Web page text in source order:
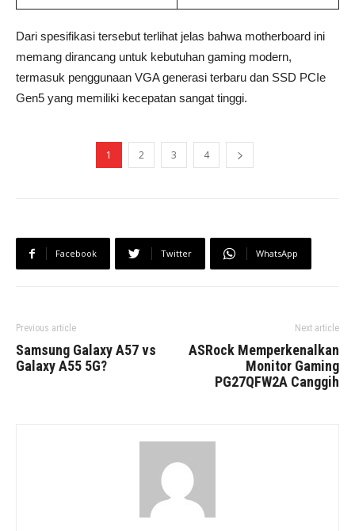
Dari spesifikasi tersebut terlihat jelas bahwa motherboard ini
memang dirancang untuk kebutuhan gaming modern,
termasuk penggunaan VGA generasi terbaru dan SSD PCIe
Gen5 yang memiliki kecepatan sangat tinggi.
1 2 3 4
Facebook Twitter WhatsApp
Previous article
Samsung Galaxy A57 vs
Galaxy A55 5G?
Next article
ASRock Memperkenalkan
Monitor Gaming
PG27QFW2A Canggih